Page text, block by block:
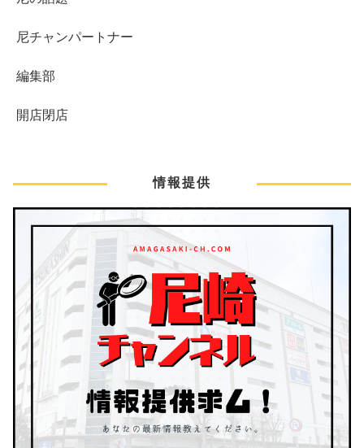
尼チャンパートナー
編集部
開店閉店
情報提供